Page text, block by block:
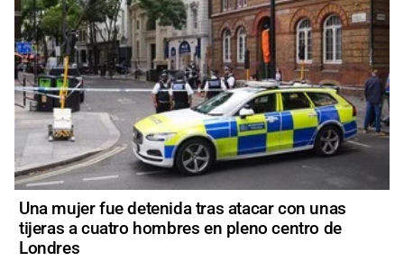
Una mujer fue detenida tras atacar con unas
tijeras a cuatro hombres en pleno centro de
Londres